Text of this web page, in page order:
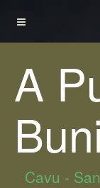
A
Cavu -